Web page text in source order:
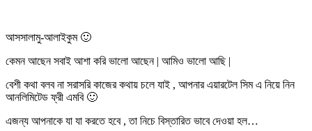
আসসালামু-আলাইকুম 🙂
কেমন আছেন সবাই আশা করি ভালো আছেন | আমিও ভালো আছি |
বেশী কথা বলব না সরাসরি কাজের কথায় চলে যাই , আপনার এয়ারটেল সিম এ নিয়ে নিন
আনলিমিটেড ফ্রী এমবি 🙂
এজন্য আপনাকে যা যা করতে হবে , তা নিচে বিস্তারিত ভাবে দেওয়া হল…